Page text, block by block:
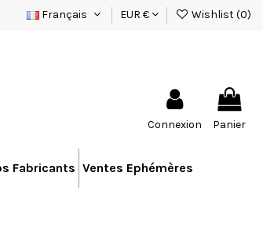
Français EUR € Wishlist (0)
Connexion Panier
Fabricants Ventes Ephémères